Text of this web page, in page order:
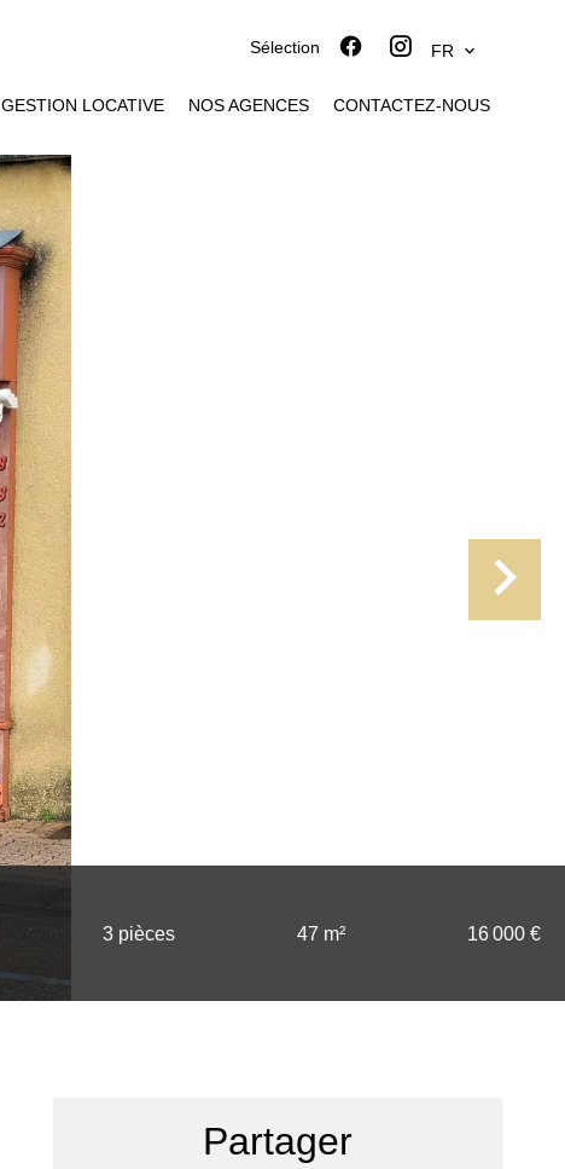
Sélection FR
GESTION LOCATIVE NOS AGENCES CONTACTEZ-NOUS
3 pièces 47 m² 16 000 €
Partager